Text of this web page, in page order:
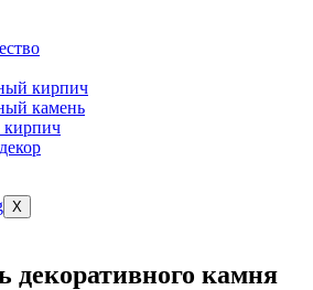
кирпич
камень
кирпич
X
декоративного камня